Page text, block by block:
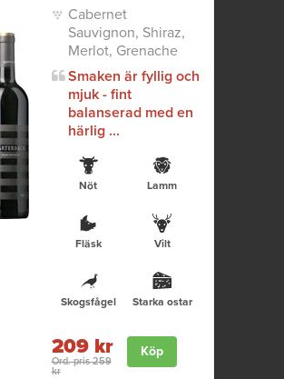
Cabernet
Sauvignon, Shiraz,
Merlot, Grenache
Smaken är fyllig och
mjuk - fint
balanserad med en
härlig ...
Nöt Lamm
Fläsk Vilt
Skogsfågel Starka ostar
209 kr
Ord. pris 259
kr
Köp